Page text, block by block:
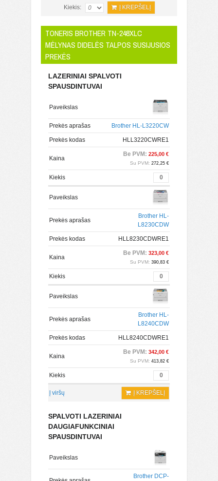
Kiekis: Į KREPŠELĮ
TONERIS BROTHER TN-248XLC
MĖLYNAS DIDELĖS TALPOS SUSIJUSIOS
PREKĖS
LAZERINIAI SPALVOTI
SPAUSDINTUVAI
Paveikslas
Prekės aprašas Brother HL-L3220CW
Prekės kodas HLL3220CWRE1
Kaina
Be PVM: 225,00 €
Su PVM: 272,25 €
Kiekis
Paveikslas
Prekės aprašas
Brother HL-
L8230CDW
Prekės kodas HLL8230CDWRE1
Kaina
Be PVM: 323,00 €
Su PVM: 390,83 €
Kiekis
Paveikslas
Prekės aprašas
Brother HL-
L8240CDW
Prekės kodas HLL8240CDWRE1
Kaina
Be PVM: 342,00 €
Su PVM: 413,82 €
Kiekis
Į viršų Į KREPŠELĮ
SPALVOTI LAZERINIAI
DAUGIAFUNKCINIAI
SPAUSDINTUVAI
Paveikslas
Brother DCP-